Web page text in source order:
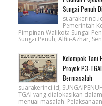
Sungai Penuh
Pemerintah
Pimpinan Walikota Sungai
Sungai Penuh, Alfin-Azhar,
Kelompok Tani
Proyek P3-
Bermasalah
suarakerinci.id,
TGAI yang dialokasikan
menuai masalah.